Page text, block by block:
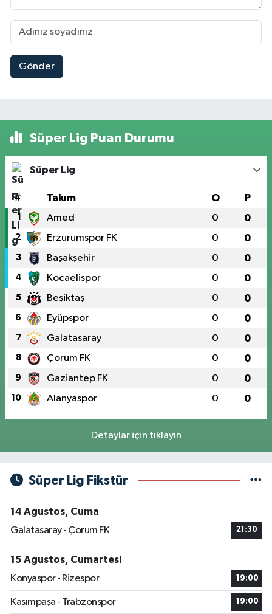
Gönder
Süper Lig Puan Durumu
Süper Lig
# Takım O P
1 Amed 0 0
2 Erzurumspor FK 0 0
3 Başakşehir 0 0
4 Kocaelispor 0 0
5 Beşiktaş 0 0
6 Eyüpspor 0 0
7 Galatasaray 0 0
8 Çorum FK 0 0
9 Gaziantep FK 0 0
10 Alanyaspor 0 0
Detaylar için tıklayın
Süper Lig Fikstür
14 Ağustos, Cuma
Galatasaray - Çorum FK
21:30
15 Ağustos, Cumartesi
Konyaspor - Rizespor
19:00
Kasımpaşa - Trabzonspor 19:00